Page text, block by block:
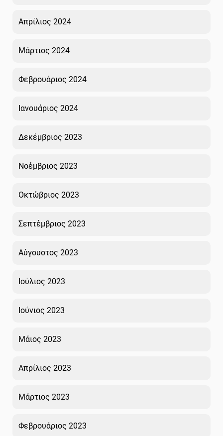
Απρίλιος 2024
Μάρτιος 2024
Φεβρουάριος 2024
Ιανουάριος 2024
Δεκέμβριος 2023
Νοέμβριος 2023
Οκτώβριος 2023
Σεπτέμβριος 2023
Αύγουστος 2023
Ιούλιος 2023
Ιούνιος 2023
Μάιος 2023
Απρίλιος 2023
Μάρτιος 2023
Φεβρουάριος 2023